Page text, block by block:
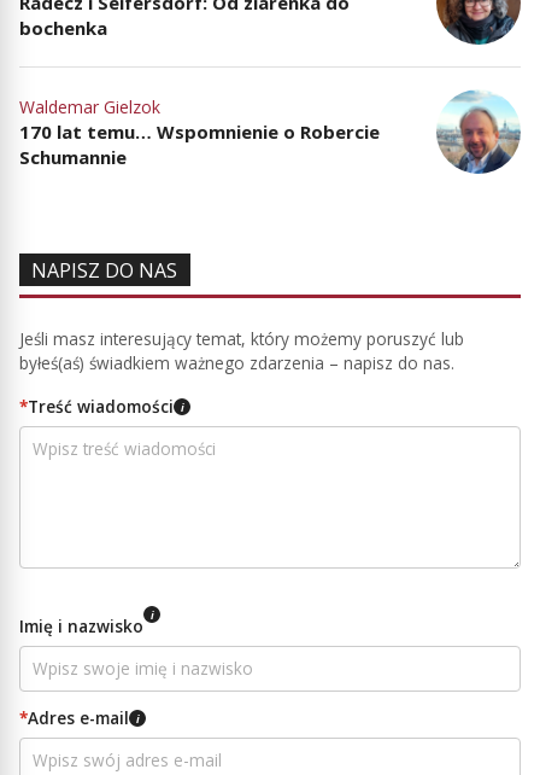
bochenka
Waldemar Gielzok
170 lat temu… Wspomnienie o Robercie
Schumannie
NAPISZ DO NAS
Jeśli masz interesujący temat, który możemy poruszyć lub
byłeś(aś) świadkiem ważnego zdarzenia – napisz do nas.
*Treść wiadomości i
Imię i nazwisko i
*Adres e-mail i